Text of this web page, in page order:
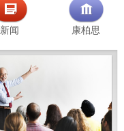
新闻 康柏思